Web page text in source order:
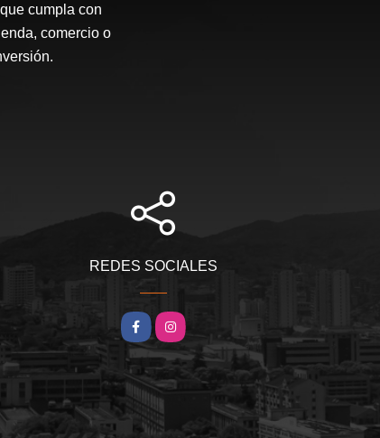
cumpla con
comercio o
REDES SOCIALES
Facebook
Instagram